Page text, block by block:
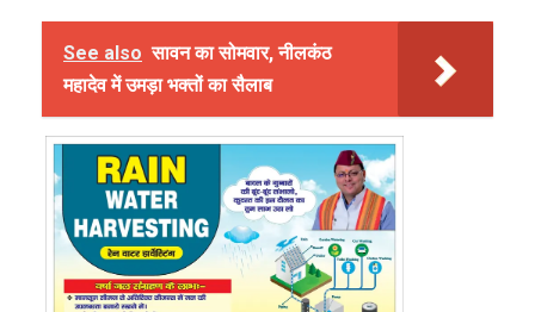
See also सावन का सोमवार, नीलकंठ
महादेव में उमड़ा भक्तों का सैलाब